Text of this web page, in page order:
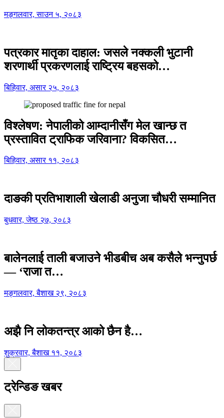
मङ्गलवार, साउन ५, २०८३
पत्रकार मातृका दाहाल: जसले नक्कली भुटानी
शरणार्थी प्रकरणलाई राष्ट्रिय बहसको…
बिहिवार, असार २५, २०८३
विश्लेषण: नेपालीको आम्दानीसँग मेल खान्छ त
प्रस्तावित ट्राफिक जरिवाना? विकसित…
बिहिवार, असार ११, २०८३
दाङकी प्रतिभाशाली खेलाडी अनुजा चौधरी सम्मानित
बुधवार, जेष्ठ २७, २०८३
बालेनलाई ताली बजाउने भीडबीच अब कसैले भन्नुपर्छ
— ‘राजा त…
मङ्गलवार, बैशाख २९, २०८३
अझै नि लोकतन्त्र आको छैन है…
शुक्रवार, बैशाख ११, २०८३
ट्रेन्डिङ खबर